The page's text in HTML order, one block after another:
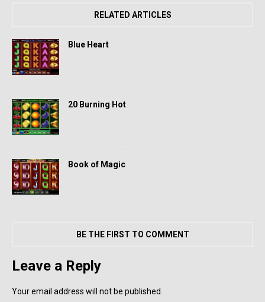
RELATED ARTICLES
Blue Heart
20 Burning Hot
Book of Magic
BE THE FIRST TO COMMENT
Leave a Reply
Your email address will not be published.